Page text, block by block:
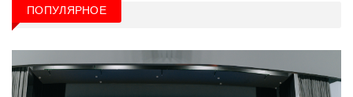
ПОПУЛЯРНОЕ